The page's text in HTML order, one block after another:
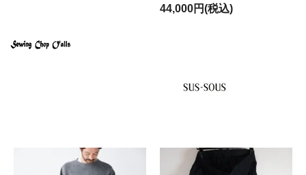
44,000円(税込)